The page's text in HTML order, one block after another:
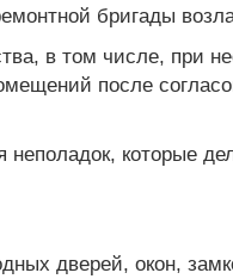
бригады
в том числе, при
после
которые
дверей, окон,